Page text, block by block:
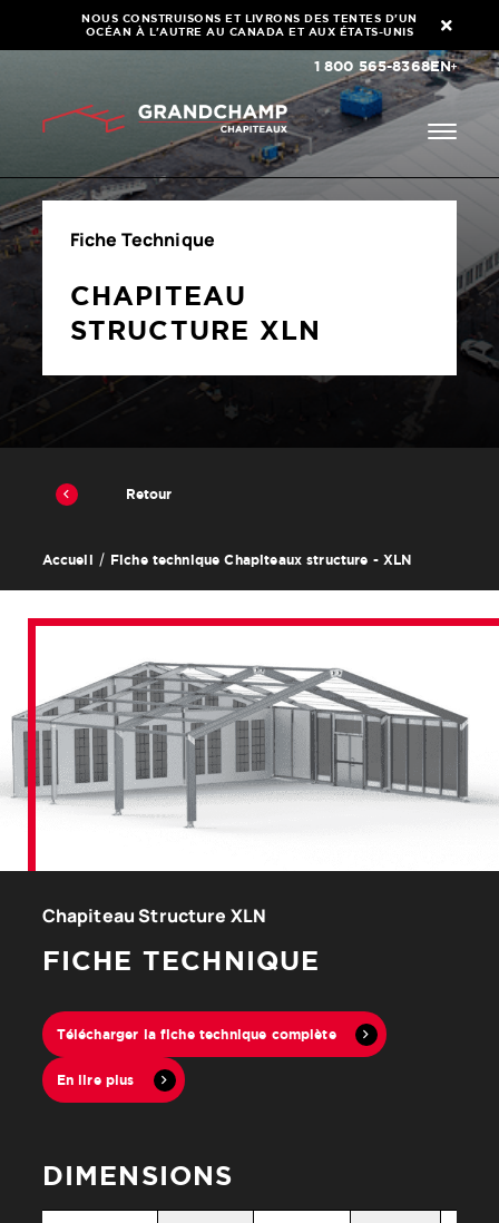
NOUS CONSTRUISONS ET LIVRONS DES TENTES D'UN
OCÉAN À L'AUTRE AU CANADA ET AUX ÉTATS-UNIS
1 800 565-8368EN
Fiche Technique
CHAPITEAU
STRUCTURE XLN
Retour
Accueil Fiche technique Chapiteaux structure - XLN
Chapiteau Structure XLN
FICHE TECHNIQUE
Télécharger la fiche technique complète
En lire plus
DIMENSIONS